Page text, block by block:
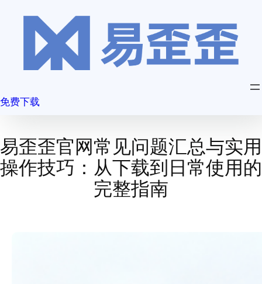
免费下载
易歪歪官网常见问题汇总与实用
操作技巧：从下载到日常使用的
完整指南